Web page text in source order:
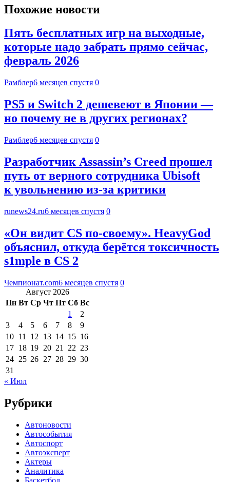
Похожие новости
Пять бесплатных игр на выходные,
которые надо забрать прямо сейчас,
февраль 2026
Рамблер6 месяцев спустя 0
PS5 и Switch 2 дешевеют в Японии —
но почему не в других регионах?
Рамблер6 месяцев спустя 0
Разработчик Assassin’s Creed прошел
путь от верного сотрудника Ubisoft
к увольнению из-за критики
runews24.ru6 месяцев спустя 0
«Он видит CS по-своему». HeavyGod
объяснил, откуда берётся токсичность
s1mple в CS 2
Чемпионат.com6 месяцев спустя 0
Август 2026
Пн Вт Ср Чт Пт Сб Вс
1
2
3
4 5 6 7 8
9
10 11 12 13 14 15 16
17 18 19 20 21 22 23
24 25 26 27 28 29 30
31
« Июл
Рубрики
Автоновости
Автособытия
Автоспорт
Автоэксперт
Актеры
Аналитика
Баскетбол